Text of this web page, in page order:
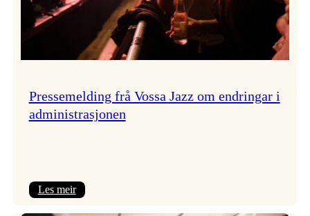
Pressemelding frå Vossa Jazz om endringar i
administrasjonen
Les meir: